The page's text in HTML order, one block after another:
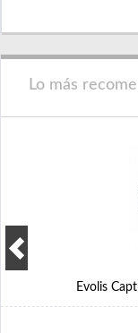
Lo más
Evolis